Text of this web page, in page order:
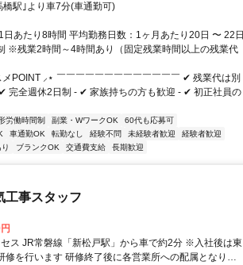
駅｣より車7分(車通勤可)
あたり8時間 平均勤務日数：1ヶ月あたり20日 〜 22日
※残業2時間～4時間あり（固定残業時間以上の残業代
POINT ⸝⋆ ￣￣￣￣￣￣￣￣￣￣￣￣￣ ✔ 残業代は別
完全週休2日制 - ✔ 家族持ちの方も歓迎 - ✔ 初正社員の
労働時間制 副業・WワークOK
60代も応募可
車通勤OK 転勤なし 経験不問 未経験者歓迎
経験者歓迎
ブランクOK 交通費支給 長期歓迎
工事スタッフ
各営業所への配属となりま